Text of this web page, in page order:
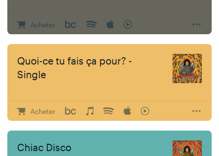
Acheter
Quoi-ce tu fais ça pour? -
Single
Acheter
Chiac Disco